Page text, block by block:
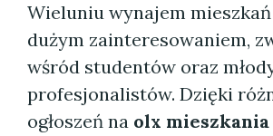
Wieluniu wynajem
dużym zainteresowaniem,
wśród studentów oraz
profesjonalistów. Dzięki
ogłoszeń na olx